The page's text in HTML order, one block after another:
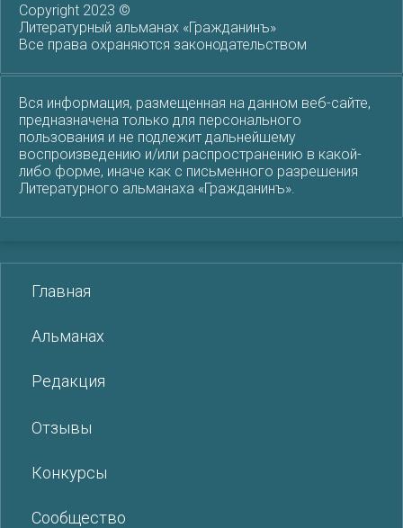
Copyright 2023 ©
Литературный альманах «Гражданинъ»
Все права охраняются законодательством
Вся информация, размещенная на данном веб-сайте,
предназначена только для персонального
пользования и не подлежит дальнейшему
воспроизведению и/или распространению в какой-
либо форме, иначе как с письменного разрешения
Литературного альманаха «Гражданинъ».
Главная
Альманах
Редакция
Отзывы
Конкурсы
Сообщество